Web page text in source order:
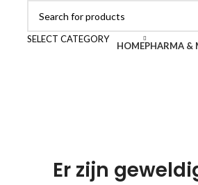
SELECT CATEGORY
Browse Categories HOMEPHARMA &
Er zijn